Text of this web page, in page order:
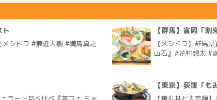
ト
シドラ #兼近大樹 #満島真之
【群馬】富岡「割
【メシドラ】群馬
山石』#花村想太
ラート食べ比べ『茶フェ ちゃ
【東京】荻窪「も
【華丸丼と大吉麺